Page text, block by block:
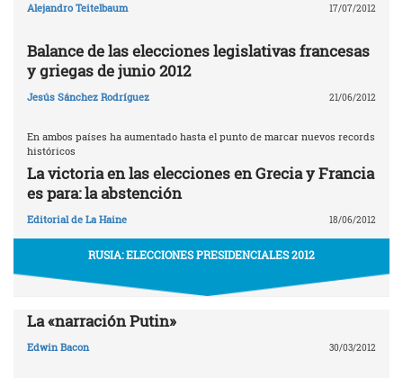
Alejandro Teitelbaum 17/07/2012
Balance de las elecciones legislativas francesas
y griegas de junio 2012
Jesús Sánchez Rodríguez 21/06/2012
En ambos países ha aumentado hasta el punto de marcar nuevos records
históricos
La victoria en las elecciones en Grecia y Francia
es para: la abstención
Editorial de La Haine 18/06/2012
RUSIA: ELECCIONES PRESIDENCIALES 2012
La «narración Putin»
Edwin Bacon 30/03/2012